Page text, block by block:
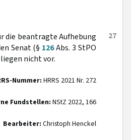
27
die beantragte Aufhebung
Senat (§ 126Abs. 3 StPO
nicht vor.
Nummer: HRRS 2021 Nr. 272
Fundstellen: NStZ 2022, 166
Bearbeiter: Christoph Henckel